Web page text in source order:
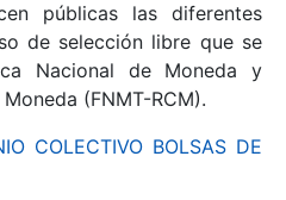
públicas las diferentes
de selección libre que se
Nacional de Moneda y
(FNMT-RCM).
COLECTIVO BOLSAS DE